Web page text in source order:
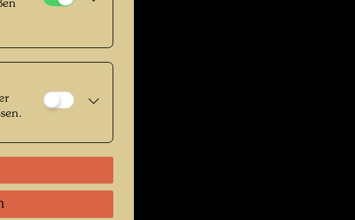
Vision, dass alle
bleibt dabei auf
Freiheit dar, die
und andere
polemisch die
zielt er in
des